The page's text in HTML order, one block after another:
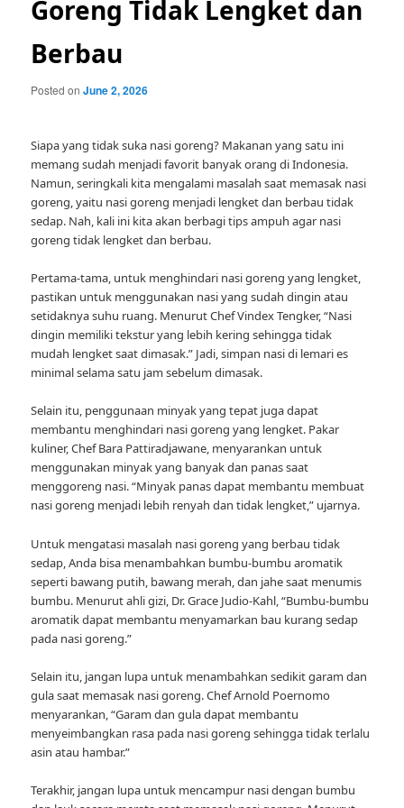
Goreng Tidak Lengket dan
Berbau
Posted onJune 2, 2026
Siapa yang tidak suka nasi goreng? Makanan yang satu ini
memang sudah menjadi favorit banyak orang di Indonesia.
Namun, seringkali kita mengalami masalah saat memasak nasi
goreng, yaitu nasi goreng menjadi lengket dan berbau tidak
sedap. Nah, kali ini kita akan berbagi tips ampuh agar nasi
goreng tidak lengket dan berbau.
Pertama-tama, untuk menghindari nasi goreng yang lengket,
pastikan untuk menggunakan nasi yang sudah dingin atau
setidaknya suhu ruang. Menurut Chef Vindex Tengker, “Nasi
dingin memiliki tekstur yang lebih kering sehingga tidak
mudah lengket saat dimasak.” Jadi, simpan nasi di lemari es
minimal selama satu jam sebelum dimasak.
Selain itu, penggunaan minyak yang tepat juga dapat
membantu menghindari nasi goreng yang lengket. Pakar
kuliner, Chef Bara Pattiradjawane, menyarankan untuk
menggunakan minyak yang banyak dan panas saat
menggoreng nasi. “Minyak panas dapat membantu membuat
nasi goreng menjadi lebih renyah dan tidak lengket,” ujarnya.
Untuk mengatasi masalah nasi goreng yang berbau tidak
sedap, Anda bisa menambahkan bumbu-bumbu aromatik
seperti bawang putih, bawang merah, dan jahe saat menumis
bumbu. Menurut ahli gizi, Dr. Grace Judio-Kahl, “Bumbu-bumbu
aromatik dapat membantu menyamarkan bau kurang sedap
pada nasi goreng.”
Selain itu, jangan lupa untuk menambahkan sedikit garam dan
gula saat memasak nasi goreng. Chef Arnold Poernomo
menyarankan, “Garam dan gula dapat membantu
menyeimbangkan rasa pada nasi goreng sehingga tidak terlalu
asin atau hambar.”
Terakhir, jangan lupa untuk mencampur nasi dengan bumbu